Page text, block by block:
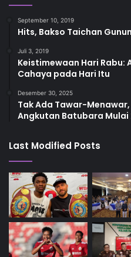
September 10, 2019
Hits, Bakso Taichan
Juli 3, 2019
Keistimewaan Hari Rabu:
Cahaya pada Hari Itu
Desember 30, 2025
Tak Ada Tawar-
Angkutan Batubara Mulai
Last Modified Posts